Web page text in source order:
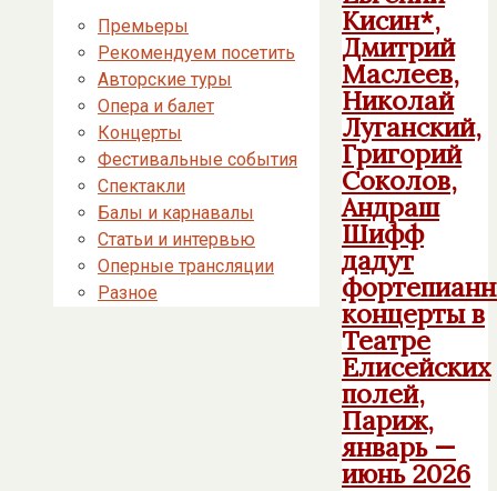
Кисин*,
Дмитрий
Маслеев,
Николай
Луганский,
Григорий
Соколов,
Андраш
Шифф
дадут
концерты в
Театре
Елисейских
полей,
Париж,
январь —
июнь 2026
Премьеры
Рекомендуем посетить
Авторские туры
Опера и балет
Концерты
Фестивальные события
Спектакли
Балы и карнавалы
Статьи и интервью
Оперные трансляции
Разное